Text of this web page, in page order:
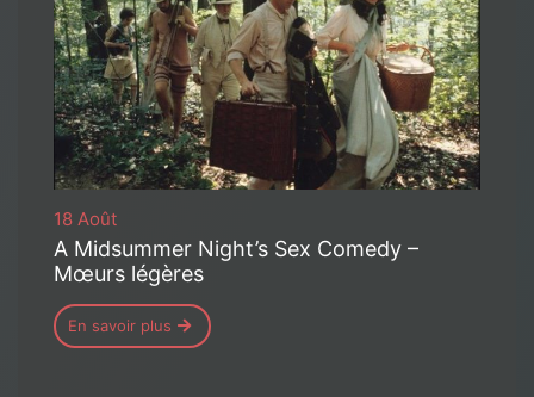
18 Août
A Midsummer Night’s Sex Comedy –
Mœurs légères
En savoir plus